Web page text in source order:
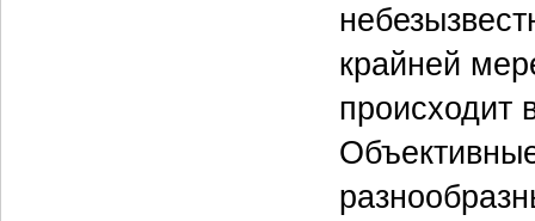
крайней
происходит